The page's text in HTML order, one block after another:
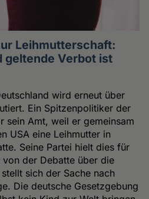
Leihmutterschaft:
geltende Verbot ist
wird erneut über
Ein Spitzenpolitiker der
sein Amt, weil er gemeinsam
USA eine Leihmutter in
Seine Partei hielt dies für
der Debatte über die
sich der Sache nach
Die deutsche Gesetzgebung